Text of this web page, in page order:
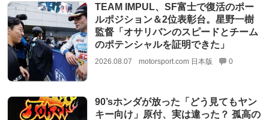
TEAM IMPUL、SF富士で復活のポー
ルポジション＆2位表彰台。星野一樹
監督「オサリバンのスピードとチーム
のポテンシャルを証明できた」
2026.08.07 motorsport.com 日本版 0
90’sホンダが放った「どう見てもヤン
キー向け」原付、実は違った？ 孤高の